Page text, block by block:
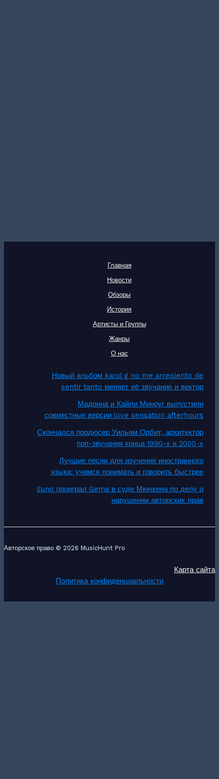
Главная
Новости
Обзоры
История
Артисты и Группы
Жанры
О нас
Новый альбом karol g no me arrepiento de
sentir tanto меняет её звучание и вектор
Мадонна и Кайли Миноуг выпустили
совместные версии love sensation afterhours
Скончался продюсер Уильям Орбит, архитектор
поп-звучания конца 1990-х и 2000-х
Лучшие песни для изучения иностранного
языка: учимся понимать и говорить быстрее
Suno проиграл Gema в суде Мюнхена по делу о
нарушении авторских прав
Авторское право © 2026 MusicHunt Pro
Карта сайта
Политика конфиденциальности